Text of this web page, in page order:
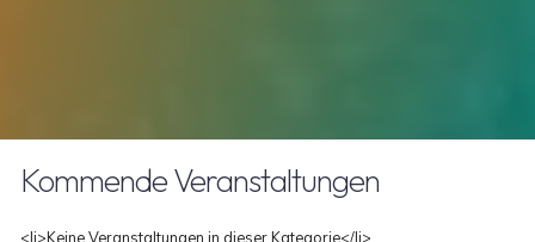
Kommende Veranstaltungen
<li>Keine Veranstaltungen in dieser Kategorie</li>